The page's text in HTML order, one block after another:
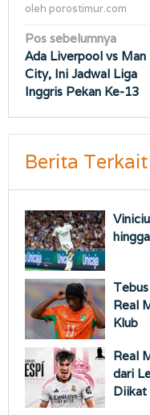
oleh porostimur.com
Navigasi
pos
Pos sebelumnya
Ada Liverpool vs Man
City, Ini Jadwal Liga
Inggris Pekan Ke-13
Berita Terkait
Real
Klub
Real
dari
Diikat